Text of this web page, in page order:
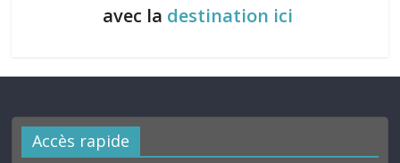
avec la destination ici
Accès rapide